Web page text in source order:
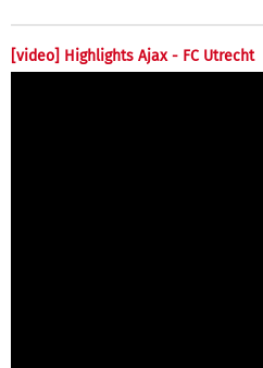
[video] Highlights Ajax - FC Utrecht